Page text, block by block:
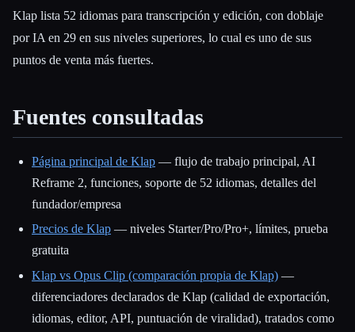
Klap lista 52 idiomas para transcripción y edición, con doblaje
por IA en 29 en sus niveles superiores, lo cual es uno de sus
puntos de venta más fuertes.
Fuentes consultadas
Página principal de Klap — flujo de trabajo principal, AI
Reframe 2, funciones, soporte de 52 idiomas, detalles del
fundador/empresa
Precios de Klap — niveles Starter/Pro/Pro+, límites, prueba
gratuita
Klap vs Opus Clip (comparación propia de Klap) —
diferenciadores declarados de Klap (calidad de exportación,
idiomas, editor, API, puntuación de viralidad), tratados como